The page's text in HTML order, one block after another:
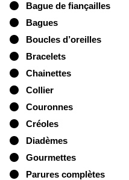
Bague de fiançailles
Bagues
Boucles d’oreilles
Bracelets
Chainettes
Collier
Couronnes
Créoles
Diadèmes
Gourmettes
Parures complètes